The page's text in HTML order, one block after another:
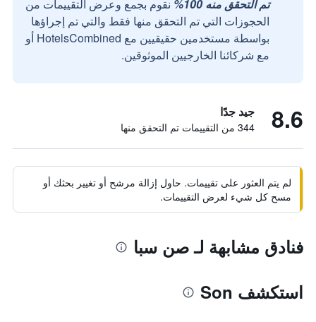
تم التحقق منه 100%
نقوم بجمع وعرض التقييمات من
الحجوزات التي تم التحقق منها فقط والتي تم إجراؤها
بواسطة مستخدمين حقيقيين مع HotelsCombined أو
مع شركائنا الخارجيين الموثوقين.
8.6 جيد جدًا
344 من التقييمات تم التحقق منها
لم يتم العثور على تقييمات. حاول إزالة مرشح أو تغيير بحثك أو
مسح كل شيء لعرض التقييمات.
فنادق مشابهة لـ صن سبا
استكشف Son